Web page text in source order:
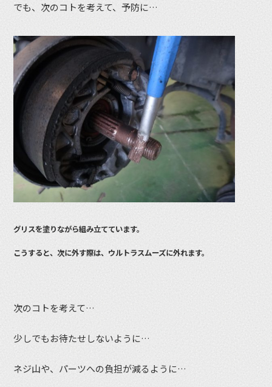
でも、次のコトを考えて、予防に…
グリスを塗りながら組み立てています。
こうすると、次に外す際は、ウルトラスムーズに外れます。
次のコトを考えて…
少しでもお待たせしないように…
ネジ山や、パーツへの負担が減るように…